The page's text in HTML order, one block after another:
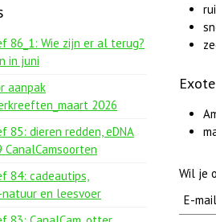
Wil je
86_1: Wie zijn er al terug?
in juni
aanpak
2026
85: dieren redden, eDNA
CanalCamsoorten
84: cadeautips,
en leesvoer